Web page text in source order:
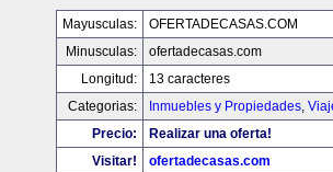
Mayusculas:
OFERTADECASAS.COM
Minusculas:
ofertadecasas.com
Longitud:
13 caracteres
Categorias:
Inmuebles y Propiedades,
Precio:
Realizar una oferta!
Visitar!
ofertadecasas.com